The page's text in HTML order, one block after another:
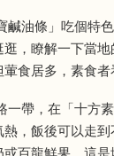
鹹油條」吃個特
，瞭解一下當
食居多，素食者
一帶，在「十方
，飯後可以走